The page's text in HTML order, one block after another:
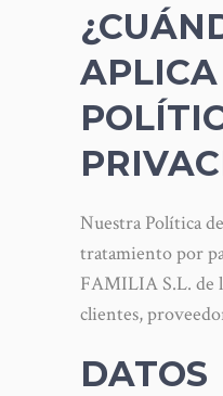
Nuestra Política
tratamiento por
FAMILIA S.L. de
clientes,
DATOS